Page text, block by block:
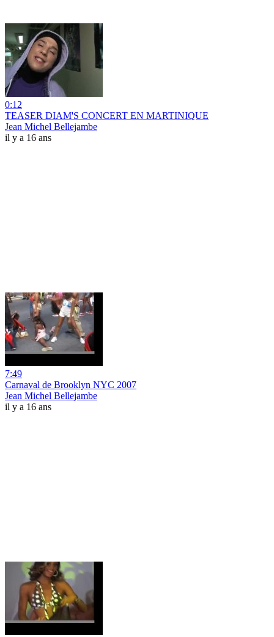
0:12
TEASER DIAM'S CONCERT EN MARTINIQUE
Jean Michel Bellejambe
il y a 16 ans
7:49
Carnaval de Brooklyn NYC 2007
Jean Michel Bellejambe
il y a 16 ans